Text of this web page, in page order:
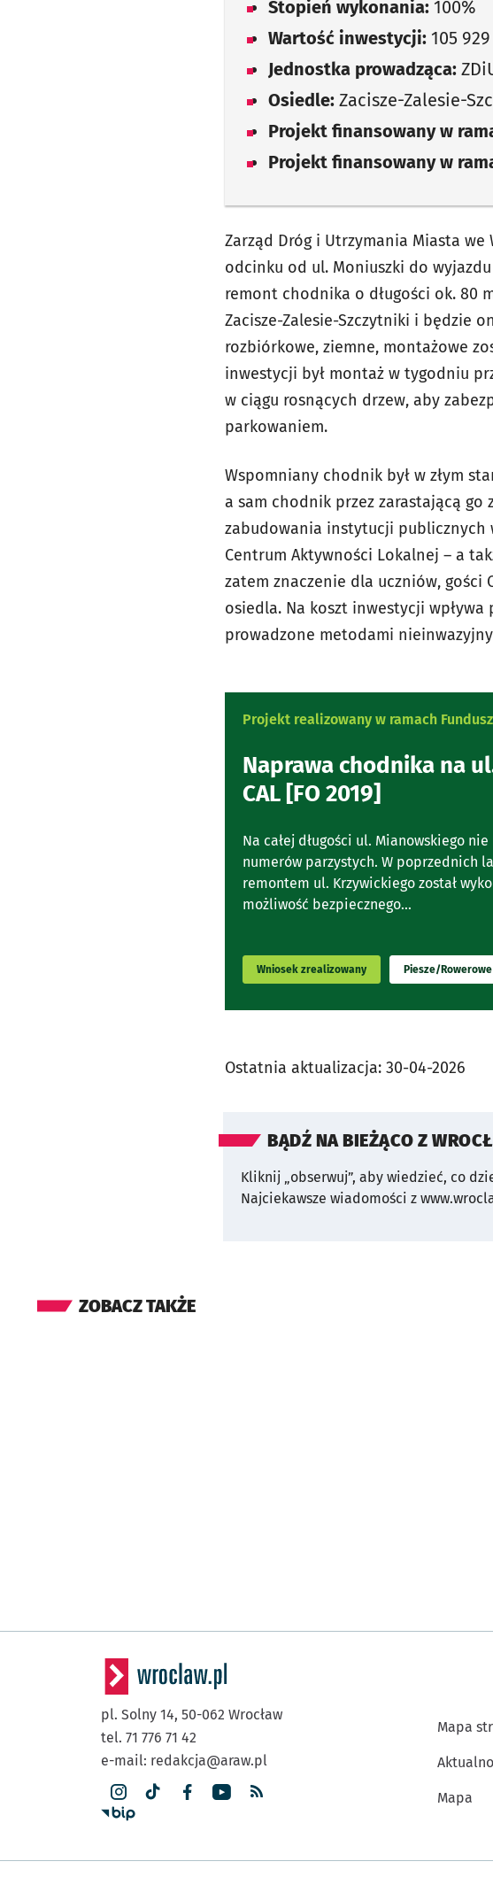
Stopień wykonania: 100%
Wartość inwestycji: 105 929
Jednostka prowadząca:
Osiedle: Zacisze-Zalesie-
Projekt finansowany w
Projekt finansowany w
Zarząd Dróg i Utrzymania Miasta we
odcinku od ul. Moniuszki do
remont chodnika o długości ok. 80
Zacisze-Zalesie-Szczytniki i będzie
rozbiórkowe, ziemne, montażowe
inwestycji był montaż w tygodniu
w ciągu rosnących drzew, aby
parkowaniem.
Wspomniany chodnik był w złym
a sam chodnik przez zarastającą go
zabudowania instytucji publicznych
Centrum Aktywności Lokalnej – a
zatem znaczenie dla uczniów, gości
osiedla. Na koszt inwestycji
prowadzone metodami
Projekt realizowany w ramach
Naprawa chodnika na
CAL [FO 2019]
Na całej długości ul. Mianowskiego
numerów parzystych. W poprzednich
remontem ul. Krzywickiego został
możliwość bezpiecznego...
Wniosek zrealizowany Piesze/Rowerowe
Ostatnia aktualizacja: 30-04-2026
BĄDŹ NA BIEŻĄCO Z
Kliknij „obserwuj”, aby wiedzieć, co
Najciekawsze wiadomości z
ZOBACZ TAKŻE
pl. Solny 14, 50-062 Wrocław
tel. 71 776 71 42
e-mail: redakcja@araw.pl
Mapa
Mapa